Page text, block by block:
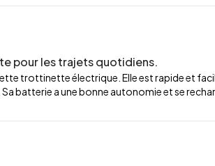
pour les trajets quotidiens.
trottinette électrique. Elle est rapide et
batterie a une bonne autonomie et se